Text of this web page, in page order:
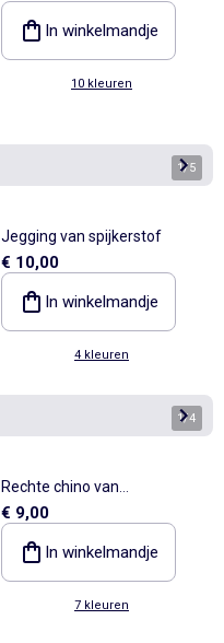
In winkelmandje
10 kleuren
1/5
Jegging van spijkerstof
€ 10,00
In winkelmandje
4 kleuren
1/4
Rechte chino van
stretchkatoen
€ 9,00
In winkelmandje
7 kleuren